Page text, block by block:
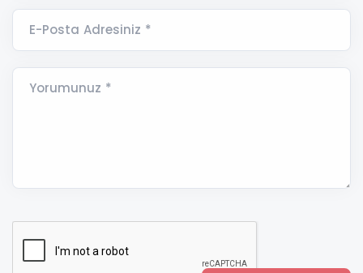
E-Posta Adresiniz *
Yorumunuz *